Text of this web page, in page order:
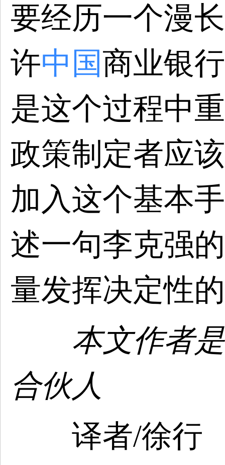
要经历一个漫
许中国商业银
是这个过程中
政策制定者应
加入这个基本
述一句李克强
量发挥决定性
本文作者是
合伙人
译者/徐行